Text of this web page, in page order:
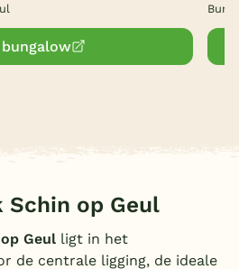
Schin op Geul
Geul ligt in het
de centrale ligging, de ideale